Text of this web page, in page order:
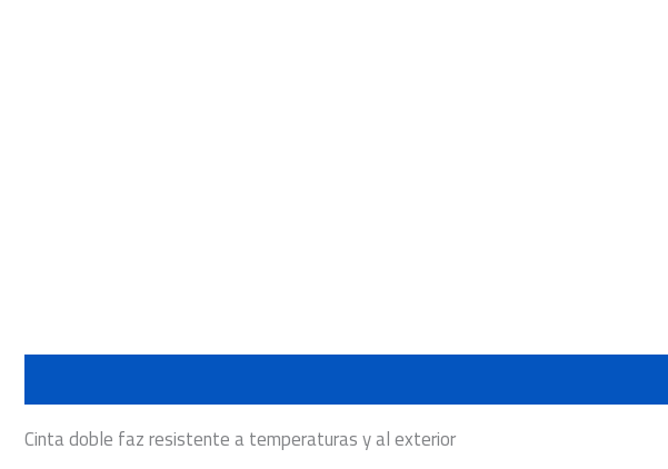
Cinta doble faz resistente a temperaturas y al exterior